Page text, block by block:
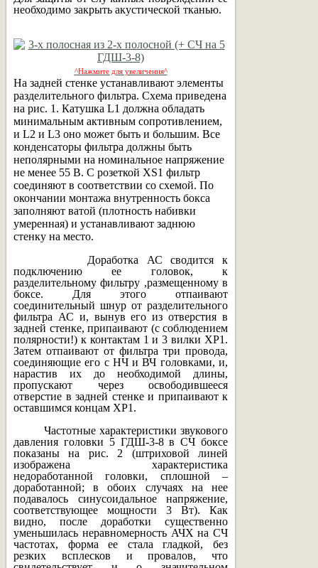
необходимо закрыть акустической тканью.
^Нажмите для увеличения^
На задней стенке устанавливают элементы
разделительного фильтра. Схема приведена
на рис. 1. Катушка L1 должна обладать
минимальным активным сопротивлением,
и L2 и L3 оно может быть и большим. Все
конденсаторы фильтра должны быть
неполярными на номинальное напряжение
не менее 55 В. С розеткой XS1 фильтр
соединяют в соответствии со схемой. По
окончании монтажа внутренность бокса
заполняют ватой (плотность набивки
умеренная) и устанавливают заднюю
стенку на место.
Доработка АС сводится к
подключению ее головок, к
разделительному фильтру ,размещенному в
боксе. Для этого отпаивают
соединительный шнур от разделительного
фильтра АС и, вынув его из отверстия в
задней стенке, припаивают (с соблюдением
полярности!) к контактам 1 и 3 вилки XP1.
Затем отпаивают от фильтра три провода,
соединяющие его с НЧ и ВЧ головками, и,
нарастив их до необходимой длины,
пропускают через освободившееся
отверстие в задней стенке и припаивают к
оставшимся концам XP1.
Частотные характеристики звукового
давления головки 5 ГДШ-3-8 в СЧ боксе
показаны на рис. 2 (штриховой линей
изображена характеристика
недоработанной головки, сплошной –
доработанной; в обоих случаях на нее
подавалось синусоидальное напряжение,
соответствующее мощности 3 Вт). Как
видно, после доработки существенно
уменьшилась неравномерность АЧХ на СЧ
частотах, форма ее стала гладкой, без
резких всплесков и провалов, что